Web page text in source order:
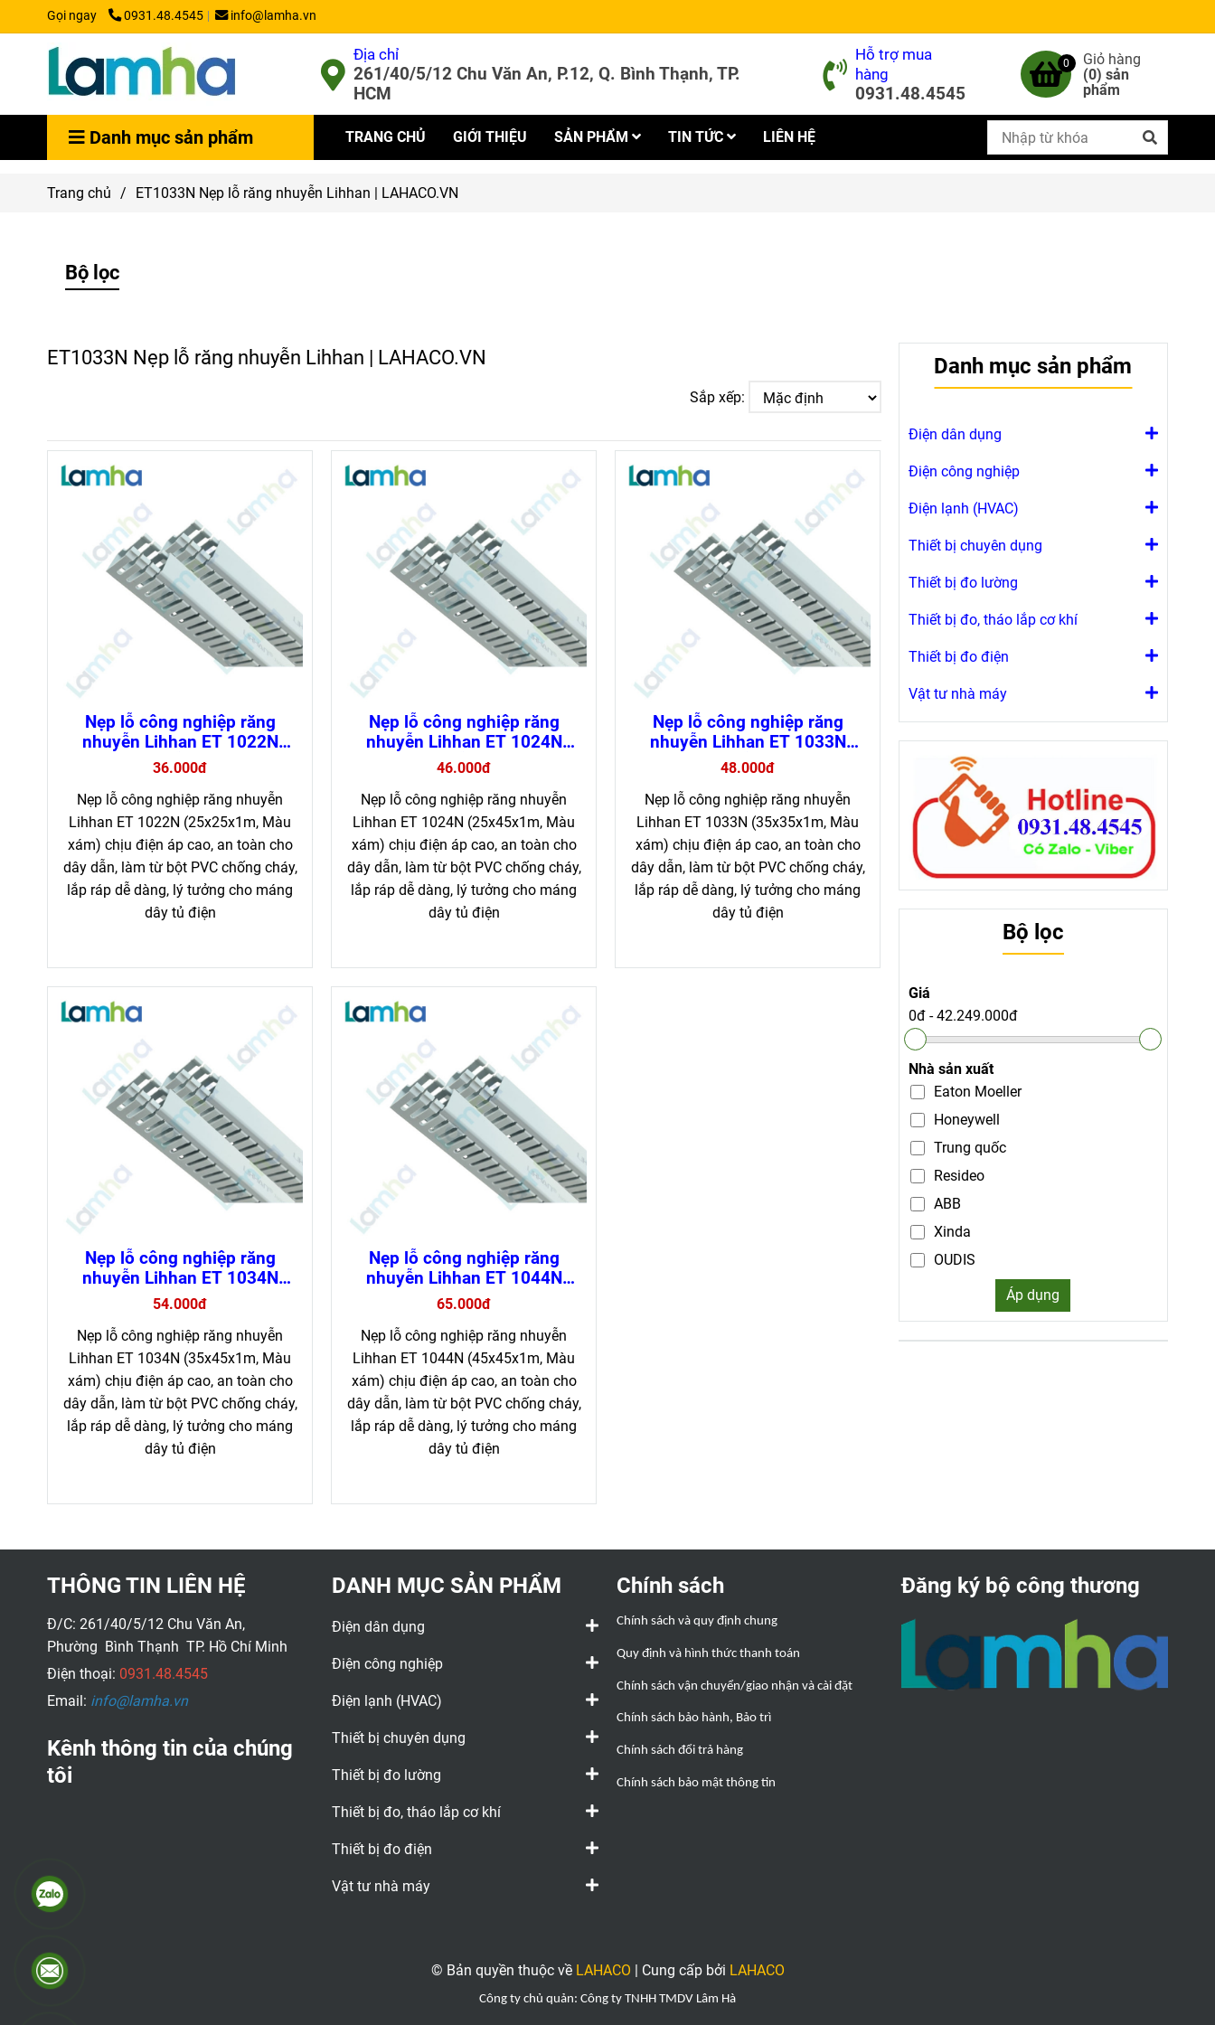
Gọi ngay 0931.48.4545 info@lamha.vn
Địa chỉ
261/40/5/12 Chu Văn An, P.12, Q. Bình Thạnh, TP.
HCM
Hỗ trợ mua
hàng
0931.48.4545
0
Giỏ hàng
(0) sản
phẩm
Danh mục sản phẩm TRANG CHỦ GIỚI THIỆU SẢN PHẨM TIN TỨC LIÊN HỆ
Trang chủ / ET1033N Nẹp lỗ răng nhuyễn Lihhan | LAHACO.VN
Bộ lọc
ET1033N Nẹp lỗ răng nhuyễn Lihhan | LAHACO.VN
Sắp xếp:
Nẹp lỗ công nghiệp răng
nhuyễn Lihhan ET 1022N
chống cháy, dễ lắp đặt (loại 1
36.000đ
Nẹp lỗ công nghiệp răng nhuyễn
Lihhan ET 1022N (25x25x1m, Màu
xám) chịu điện áp cao, an toàn cho
dây dẫn, làm từ bột PVC chống cháy,
lắp ráp dễ dàng, lý tưởng cho máng
dây tủ điện
Nẹp lỗ công nghiệp răng
nhuyễn Lihhan ET 1024N
chống cháy, dễ lắp đặt (loại 1
46.000đ
Nẹp lỗ công nghiệp răng nhuyễn
Lihhan ET 1024N (25x45x1m, Màu
xám) chịu điện áp cao, an toàn cho
dây dẫn, làm từ bột PVC chống cháy,
lắp ráp dễ dàng, lý tưởng cho máng
dây tủ điện
Nẹp lỗ công nghiệp răng
nhuyễn Lihhan ET 1033N
chống cháy, dễ lắp đặt (loại 1
48.000đ
Nẹp lỗ công nghiệp răng nhuyễn
Lihhan ET 1033N (35x35x1m, Màu
xám) chịu điện áp cao, an toàn cho
dây dẫn, làm từ bột PVC chống cháy,
lắp ráp dễ dàng, lý tưởng cho máng
dây tủ điện
Nẹp lỗ công nghiệp răng
nhuyễn Lihhan ET 1034N
chống cháy, dễ lắp đặt (loại 1
54.000đ
Nẹp lỗ công nghiệp răng nhuyễn
Lihhan ET 1034N (35x45x1m, Màu
xám) chịu điện áp cao, an toàn cho
dây dẫn, làm từ bột PVC chống cháy,
lắp ráp dễ dàng, lý tưởng cho máng
dây tủ điện
Nẹp lỗ công nghiệp răng
nhuyễn Lihhan ET 1044N
chống cháy, dễ lắp đặt (loại 1
65.000đ
Nẹp lỗ công nghiệp răng nhuyễn
Lihhan ET 1044N (45x45x1m, Màu
xám) chịu điện áp cao, an toàn cho
dây dẫn, làm từ bột PVC chống cháy,
lắp ráp dễ dàng, lý tưởng cho máng
dây tủ điện
Danh mục sản phẩm
Điện dân dụng
Điện công nghiệp
Điện lạnh (HVAC)
Thiết bị chuyên dụng
Thiết bị đo lường
Thiết bị đo, tháo lắp cơ khí
Thiết bị đo điện
Vật tư nhà máy
Bộ lọc
Giá
0đ - 42.249.000đ
Nhà sản xuất
Eaton Moeller
Honeywell
Trung quốc
Resideo
ABB
Xinda
OUDIS
Mennekes
CIKACHI
Bingo
Glory
FANTINI COSMI
Áp dụng
THÔNG TIN LIÊN HỆ
Đ/C: 261/40/5/12 Chu Văn An,
Phường Bình Thạnh TP. Hồ Chí Minh
Điện thoại: 0931.48.4545
Email: info@lamha.vn
Kênh thông tin của chúng
tôi
DANH MỤC SẢN PHẨM
Điện dân dụng
Điện công nghiệp
Điện lạnh (HVAC)
Thiết bị chuyên dụng
Thiết bị đo lường
Thiết bị đo, tháo lắp cơ khí
Thiết bị đo điện
Vật tư nhà máy
Chính sách
Chính sách và quy định chung
Quy định và hình thức thanh toán
Chính sách vận chuyển/giao nhận và cài đặt
Chính sách bảo hành, Bảo trì
Chính sách đổi trả hàng
Chính sách bảo mật thông tin
Đăng ký bộ công thương
© Bản quyền thuộc về LAHACO Cung cấp bởi LAHACO
Công ty chủ quản: Công ty TNHH TMDV Lâm Hà